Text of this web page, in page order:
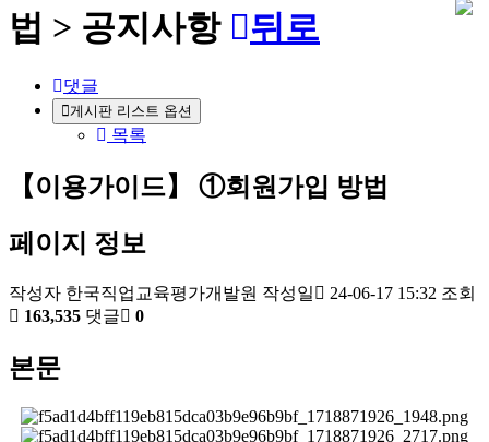
법 > 공지사항
뒤로
댓글
게시판 리스트 옵션
목록
【이용가이드】 ①회원가입 방법
페이지 정보
작성자 한국직업교육평가개발원 작성일 24-06-17 15:32 조회
163,535 댓글 0
본문